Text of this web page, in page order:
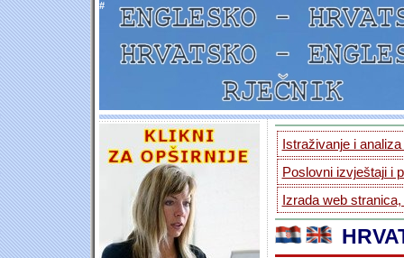
#
Istraživanje i
Poslovni izvještaji i
Izrada web